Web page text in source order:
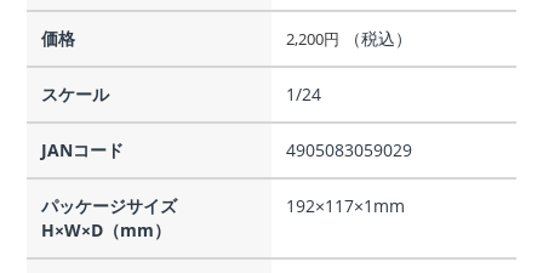
価格 2,200円 （税込）
スケール 1/24
JANコード 4905083059029
パッケージサイズ
H×W×D（mm）
192×117×1mm